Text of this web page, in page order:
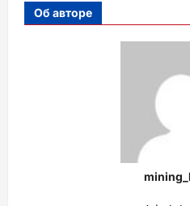
Об авторе